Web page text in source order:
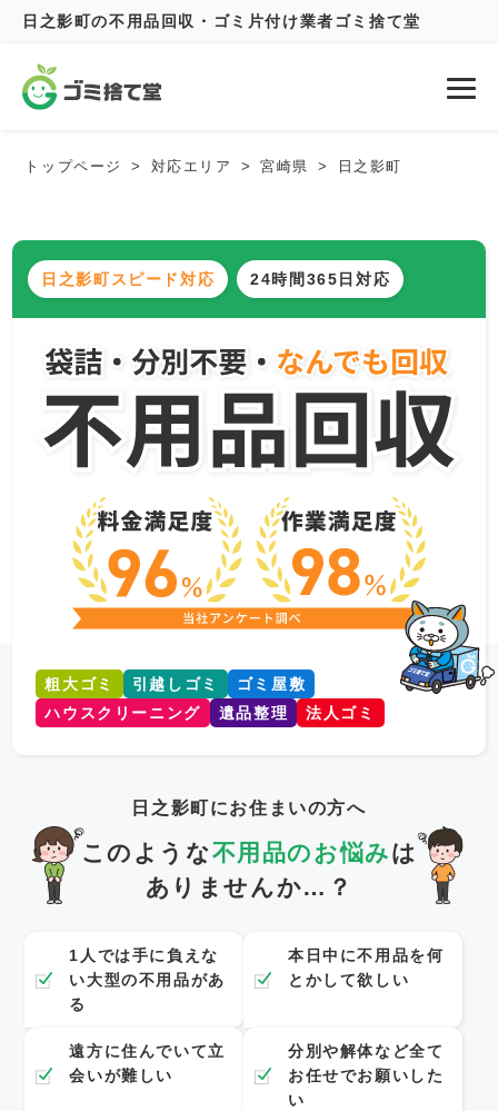
日之影町の不用品回収・ゴミ片付け業者ゴミ捨て堂
トップページ 対応エリア 宮崎県 日之影町
日之影町スピード対応 24時間365日対応
粗大ゴミ 引越しゴミ
ゴミ屋敷
ハウスクリーニング
遺品整理 法人ゴミ
日之影町にお住まいの方へ
このような不用品のお悩みは
ありませんか…？
1人では手に負えな
い大型の不用品があ
る
本日中に不用品を何
とかして欲しい
遠方に住んでいて立
会いが難しい
分別や解体など全て
お任せでお願いした
い